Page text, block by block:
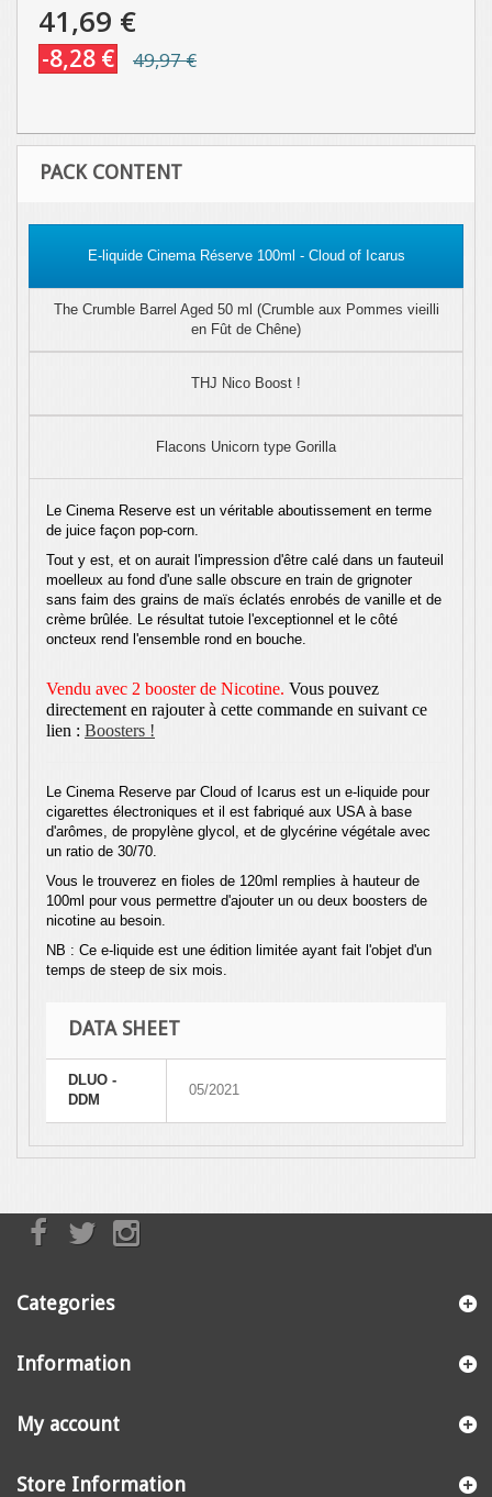
41,69 €
-8,28 € 49,97 €
PACK CONTENT
E-liquide Cinema Réserve 100ml - Cloud of Icarus
The Crumble Barrel Aged 50 ml (Crumble aux Pommes vieilli
en Fût de Chêne)
THJ Nico Boost !
Flacons Unicorn type Gorilla
Le Cinema Reserve est un véritable aboutissement en terme
de juice façon pop-corn.
Tout y est, et on aurait l'impression d'être calé dans un fauteuil
moelleux au fond d'une salle obscure en train de grignoter
sans faim des grains de maïs éclatés enrobés de vanille et de
crème brûlée. Le résultat tutoie l'exceptionnel et le côté
oncteux rend l'ensemble rond en bouche.
Vendu avec 2 booster de Nicotine. Vous pouvez
directement en rajouter à cette commande en suivant ce
lien : Boosters !
Le Cinema Reserve par Cloud of Icarus est un e-liquide pour
cigarettes électroniques et il est fabriqué aux USA à base
d'arômes, de propylène glycol, et de glycérine végétale avec
un ratio de 30/70.
Vous le trouverez en fioles de 120ml remplies à hauteur de
100ml pour vous permettre d'ajouter un ou deux boosters de
nicotine au besoin.
NB : Ce e-liquide est une édition limitée ayant fait l'objet d'un
temps de steep de six mois.
DATA SHEET
DLUO -
DDM
05/2021
Categories
Information
My account
Store Information